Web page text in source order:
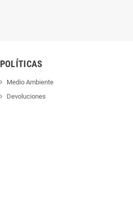
POLÍTICAS
Medio Ambiente
Devoluciones